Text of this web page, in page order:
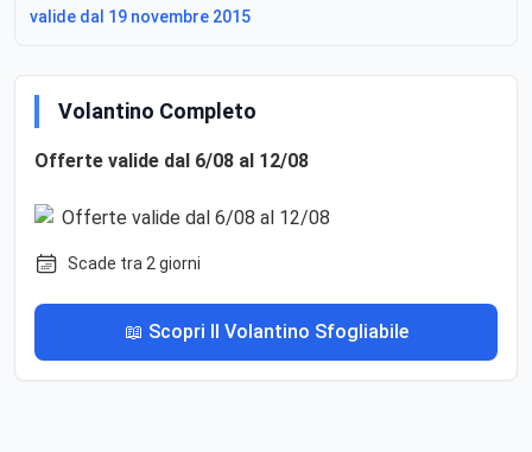
valide dal 19 novembre 2015
Volantino Completo
Offerte valide dal 6/08 al 12/08
Scade tra 2 giorni
📖 Scopri Il Volantino Sfogliabile